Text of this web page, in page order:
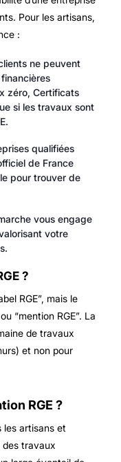
Pour les artisans,
:
ne peuvent
zéro, Certificats
si les travaux sont
qualifiées
de France
pour trouver de
vous engage
votre
?
RGE”, mais le
“mention RGE”. La
de travaux
et non pour
RGE ?
les artisans et
des travaux